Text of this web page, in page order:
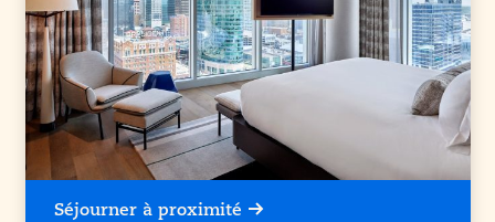
Séjourner à proximité